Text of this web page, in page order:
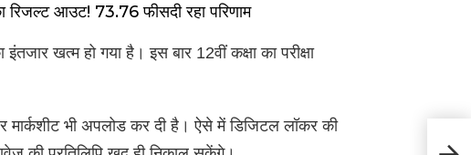
आउट! 73.76 फीसदी रहा परिणाम
खत्म हो गया है। इस बार 12वीं कक्षा का परीक्षा
मार्कशीट भी अपलोड कर दी है। ऐसे में डिजिटल लॉकर की